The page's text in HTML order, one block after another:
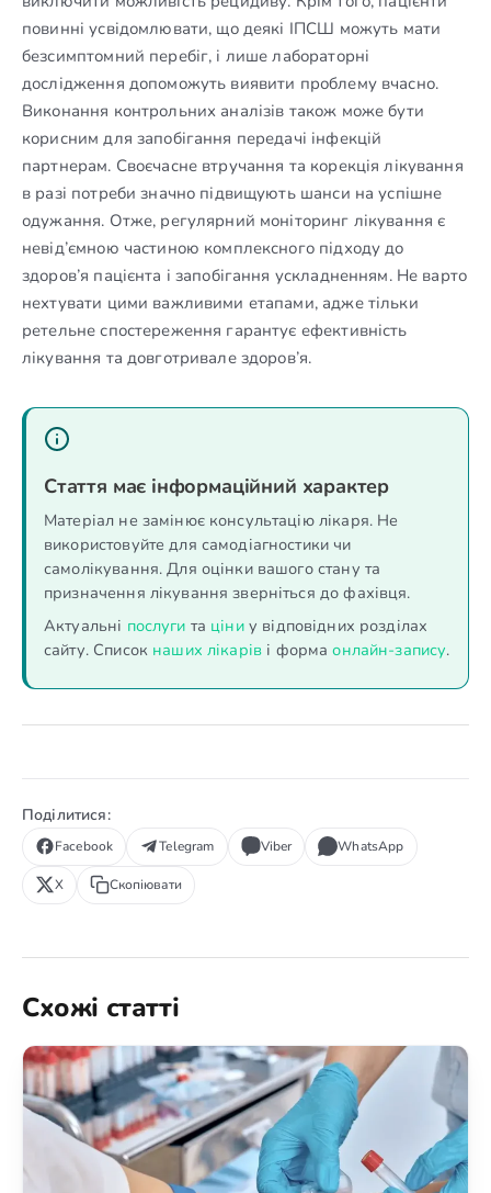
повинні усвідомлювати, що деякі ІПСШ можуть мати
безсимптомний перебіг, і лише лабораторні
дослідження допоможуть виявити проблему вчасно.
Виконання контрольних аналізів також може бути
корисним для запобігання передачі інфекцій
партнерам. Своєчасне втручання та корекція лікування
в разі потреби значно підвищують шанси на успішне
одужання. Отже, регулярний моніторинг лікування є
невід’ємною частиною комплексного підходу до
здоров’я пацієнта і запобігання ускладненням. Не варто
нехтувати цими важливими етапами, адже тільки
ретельне спостереження гарантує ефективність
лікування та довготривале здоров’я.
Стаття має інформаційний характер
Матеріал не замінює консультацію лікаря. Не
використовуйте для самодіагностики чи
самолікування. Для оцінки вашого стану та
призначення лікування зверніться до фахівця.
Актуальні послуги та ціниу відповідних розділах
сайту. Список наших лікарів і формаонлайн-запису.
Поділитися:
Facebook Telegram Viber WhatsApp
X Скопіювати
Схожі статті